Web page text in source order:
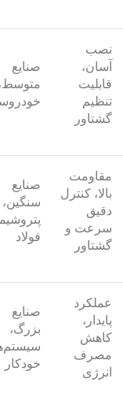
نصب
آسان،
قابلیت
تنظیم
گشتاور
صنایع
مقاومت
بالا، کنترل
دقیق
سرعت و
گشتاور
صنایع
سنگین،
فولاد
عملکرد
پایدار،
کاهش
مصرف
انرژی
صنایع
بزرگ،
خودکار